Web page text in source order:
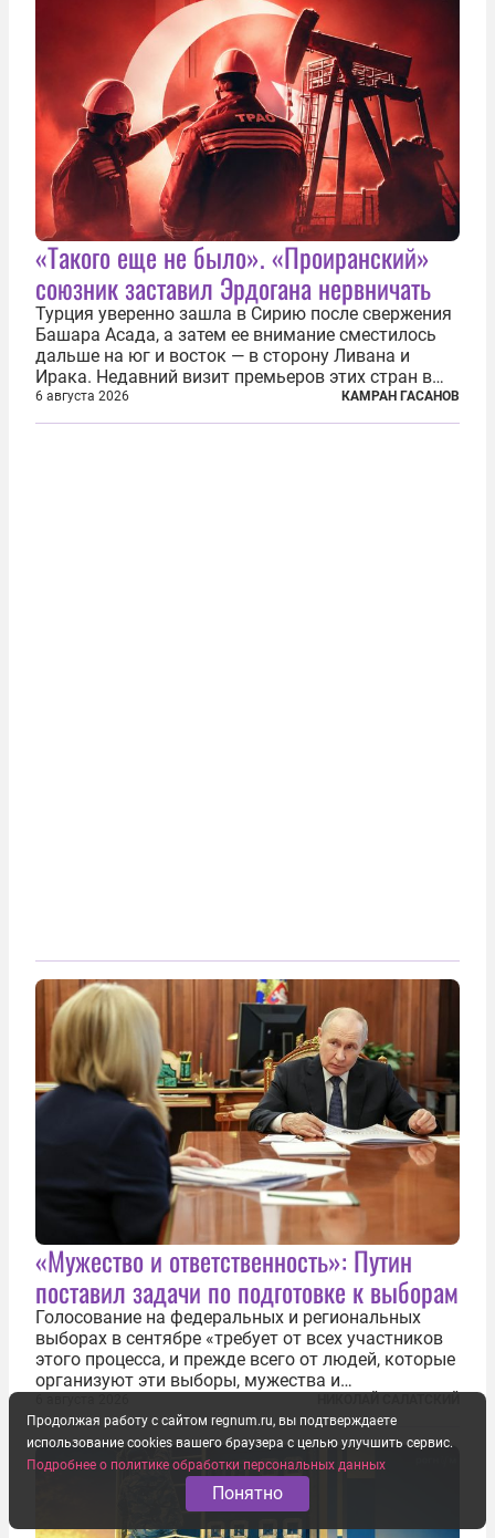
«Такого еще не было». «Проиранский»
союзник заставил Эрдогана нервничать
Турция уверенно зашла в Сирию после свержения
Башара Асада, а затем ее внимание сместилось
дальше на юг и восток — в сторону Ливана и
Ирака. Недавний визит премьеров этих стран в
Анкару, договоры об участии турецкой компании
TPAO в разработке нефти иракского Киркука и
6 августа 2026 КАМРАН ГАСАНОВ
«Мужество и ответственность»: Путин
поставил задачи по подготовке к выборам
Голосование на федеральных и региональных
выборах в сентябре «требует от всех участников
этого процесса, и прежде всего от людей, которые
организуют эти выборы, мужества и
власти», — подчеркнул президент Владимир Путин
на состоявшейся 5 августа в Кремле...
Продолжая работу с сайтом regnum.ru, вы подтверждаете
использование cookies вашего браузера с целью улучшить сервис.
Подробнее о политике обработки персональных данных
Понятно